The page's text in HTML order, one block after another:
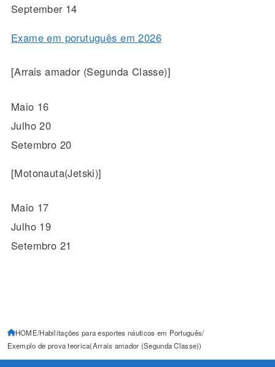
September 14
Exame em porutuguês em 2026
[Arrais amador (Segunda Classe)]
Maio 16
Julho 20
Setembro 20
[Motonauta(Jetski)]
Maio 17
Julho 19
Setembro 21
HOME Habilitações para esportes náuticos em Português
Exemplo de prova teorica(Arrais amador (Segunda Classe))